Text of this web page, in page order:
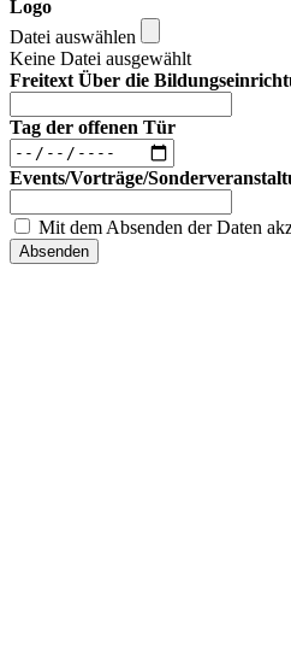
Logo
Datei auswählen
Keine Datei ausgewählt
Freitext Über die
Tag der offenen Tür
Events/Vorträge/
Mit dem Absenden der Daten
Absenden